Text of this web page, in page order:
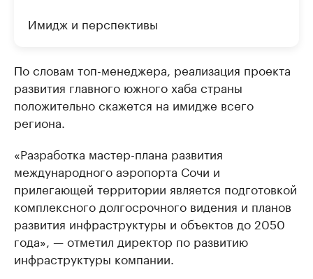
Имидж и перспективы
По словам топ-менеджера, реализация проекта
развития главного южного хаба страны
положительно скажется на имидже всего
региона.
«Разработка мастер-плана развития
международного аэропорта Сочи и
прилегающей территории является подготовкой
комплексного долгосрочного видения и планов
развития инфраструктуры и объектов до 2050
года», — отметил директор по развитию
инфраструктуры компании.